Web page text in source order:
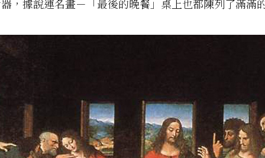
，據說連名畫－「最後的晚餐」桌上也都陳列了滿滿